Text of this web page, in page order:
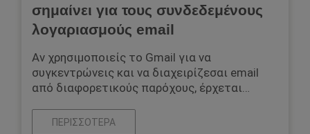
σημαίνει για τους συνδεδεμένους
λογαριασμούς email
Αν χρησιμοποιείς το Gmail για να
συγκεντρώνεις και να διαχειρίζεσαι email
από διαφορετικούς παρόχους, έρχεται…
ΠΕΡΙΣΣΌΤΕΡΑ